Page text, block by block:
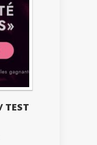
TEST